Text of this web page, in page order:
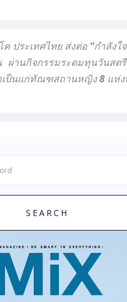
ประเทศไทย ส่งต่อ “กำลังใ
ผ่านกิจกรรมระดมทุนวันสต
เป็นแก่ทัณฑสถานหญิง 8 แห่ง
SEARCH